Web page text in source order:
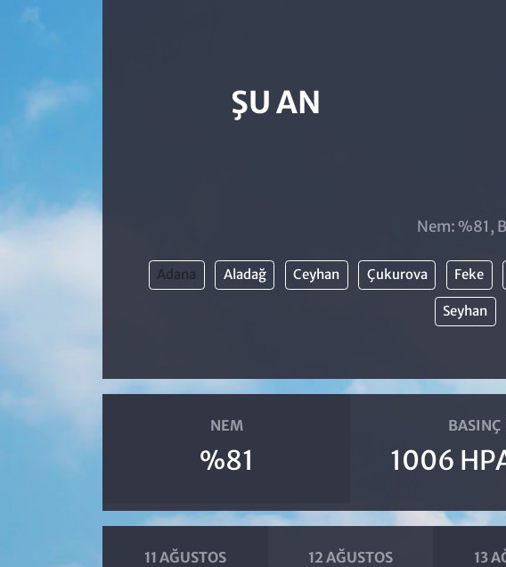
ŞU AN
Nem: %81,
Adana Aladağ Ceyhan Çukurova Feke
Seyhan
NEM
%81
BASINÇ
1006
11 AĞUSTOS 12 AĞUSTOS 13